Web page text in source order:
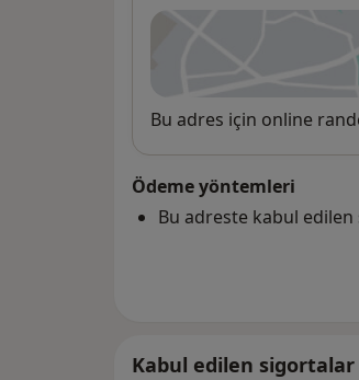
Uygunluk
Bu adres için online
Ödeme yöntemleri
Bu adreste kabul
Kabul edilen sigortalar